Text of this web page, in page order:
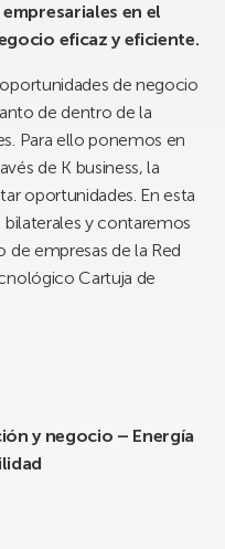
en el
eficaz y eficiente.
de negocio
de dentro de la
Para ello ponemos en
de K business, la
oportunidades. En esta
y contaremos
empresas de la Red
Cartuja de
y negocio – Energía